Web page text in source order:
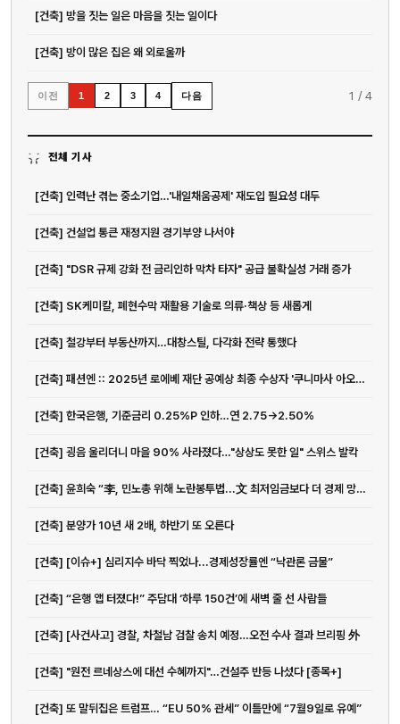
[건축] 방을 짓는 일은 마음을 짓는 일이다
[건축] 방이 많은 집은 왜 외로울까
이전 1 2 3 4 다음 1 /4
전체 기사
[건축] 인력난 겪는 중소기업…'내일채움공제' 재도입 필요성 대두
[건축] 건설업 통큰 재정지원 경기부양 나서야
[건축] "DSR 규제 강화 전 금리인하 막차 타자" 공급 불확실성 거래 증가
[건축] SK케미칼, 폐현수막 재활용 기술로 의류·책상 등 새롭게
[건축] 철강부터 부동산까지…대창스틸, 다각화 전략 통했다
[건축] 패션엔 :: 2025년 로에베 재단 공예상 최종 수상자 '쿠니마사 아오키' 선정
[건축] 한국은행, 기준금리 0.25%P 인하…연 2.75→2.50%
[건축] 굉음 울리더니 마을 90% 사라졌다…"상상도 못한 일" 스위스 발칵
[건축] 윤희숙 “李, 민노총 위해 노란봉투법...文 최저임금보다 더 경제 망칠 것”
[건축] 분양가 10년 새 2배, 하반기 또 오른다
[건축] [이슈+] 심리지수 바닥 찍었나...경제성장률엔 “낙관론 금물”
[건축] “은행 앱 터졌다!” 주담대 ‘하루 150건’에 새벽 줄 선 사람들
[건축] [사건사고] 경찰, 차철남 검찰 송치 예정…오전 수사 결과 브리핑 外
[건축] "원전 르네상스에 대선 수혜까지"…건설주 반등 나섰다 [종목+]
[건축] 또 말뒤집은 트럼프… “EU 50% 관세” 이틀만에 “7월9일로 유예”